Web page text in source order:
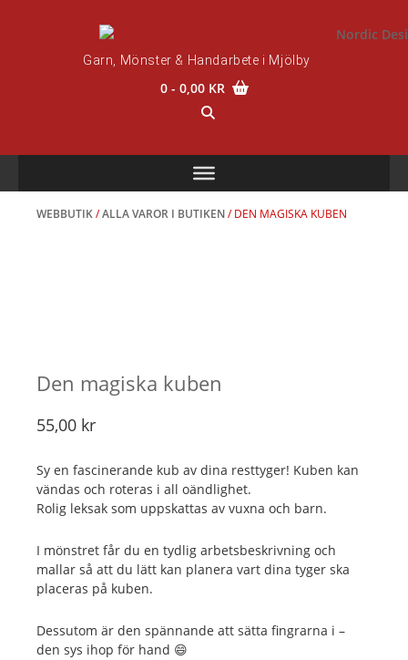
Garn, Mönster & Handarbete i Mjölby
0- 0,00 KR
WEBBUTIK/ALLA VAROR I BUTIKEN/ DEN MAGISKA KUBEN
Den magiska kuben
55,00 kr
Sy en fascinerande kub av dina resttyger! Kuben kan
vändas och roteras i all oändlighet.
Rolig leksak som uppskattas av vuxna och barn.
I mönstret får du en tydlig arbetsbeskrivning och
mallar så att du lätt kan planera vart dina tyger ska
placeras på kuben.
Dessutom är den spännande att sätta fingrarna i –
den sys ihop för hand 😄